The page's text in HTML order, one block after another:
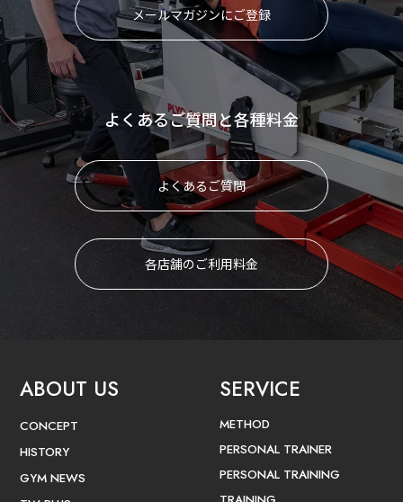
メールマガジンにご登録
よくあるご質問と各種料金
よくあるご質問
各店舗のご利用料金
ABOUT US
CONCEPT
HISTORY
GYM NEWS
SERVICE
METHOD
PERSONAL TRAINER
PERSONAL TRAINING